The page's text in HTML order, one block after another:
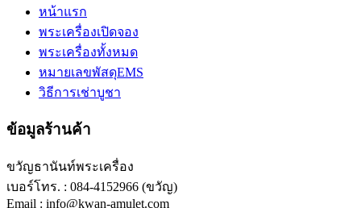
หน้าแรก
พระเครื่องเปิดจอง
พระเครื่องทั้งหมด
หมายเลขพัสดุEMS
วิธีการเช่าบูชา
ข้อมูลร้านค้า
ขวัญธานันท์พระเครื่อง
เบอร์โทร. : 084-4152966 (ขวัญ)
Email : info@kwan-amulet.com